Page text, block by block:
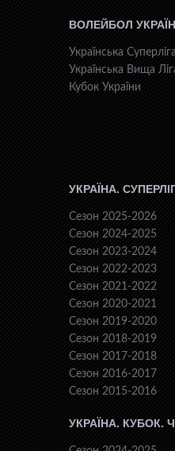
ВОЛЕЙБОЛ
Українська
Українська Вища
Кубок України
УКРАЇНА.
Сезон 2025-2026
Сезон 2024-2025
Сезон 2023-2024
Сезон 2022-2023
Сезон 2021-2022
Сезон 2020-2021
Сезон 2019-2020
Сезон 2018-2019
Сезон 2017-2018
Сезон 2016-2017
Сезон 2015-2016
УКРАЇНА. КУБОК.